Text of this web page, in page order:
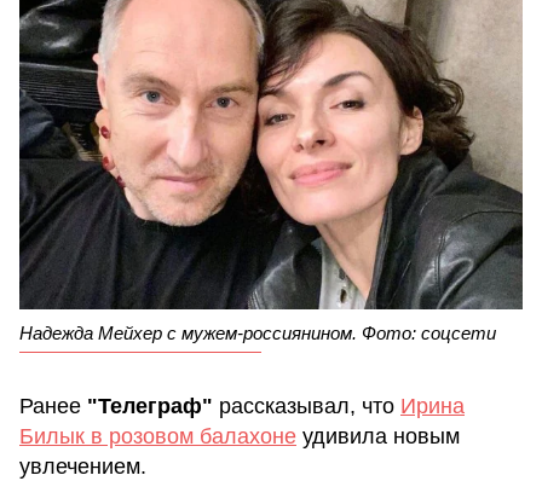
Надежда Мейхер с мужем-россиянином. Фото: соцсети
Ранее "Телеграф" рассказывал, что Ирина
Билык в розовом балахоне удивила новым
увлечением.